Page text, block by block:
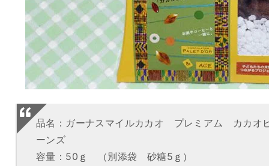
品名：ガーナスマイルカカオ プレミアム カカオ
ーンズ
容量：50ｇ （別添袋 砂糖5ｇ）